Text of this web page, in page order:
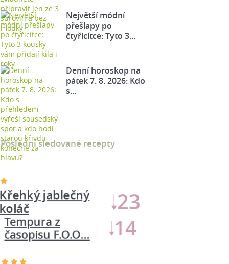
Největší módní
přešlapy po
čtyřicítce: Tyto 3…
Denní horoskop na
pátek 7. 8. 2026: Kdo
s…
Poslední sledované recepty
Tempura z
časopisu F.O.O…
14
Křehký jablečný
koláč